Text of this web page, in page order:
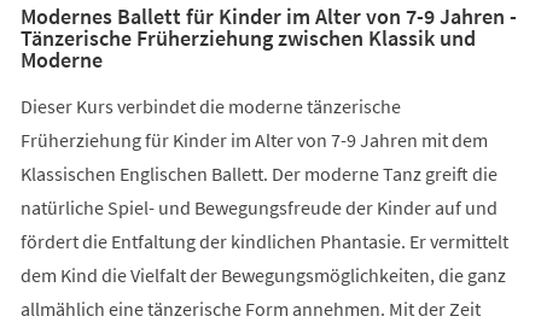
Modernes Ballett für Kinder im Alter von 7-9 Jahren -
Tänzerische Früherziehung zwischen Klassik und
Moderne
Dieser Kurs verbindet die moderne tänzerische
Früherziehung für Kinder im Alter von 7-9 Jahren mit dem
Klassischen Englischen Ballett. Der moderne Tanz greift die
natürliche Spiel- und Bewegungsfreude der Kinder auf und
fördert die Entfaltung der kindlichen Phantasie. Er vermittelt
dem Kind die Vielfalt der Bewegungsmöglichkeiten, die ganz
allmählich eine tänzerische Form annehmen. Mit der Zeit